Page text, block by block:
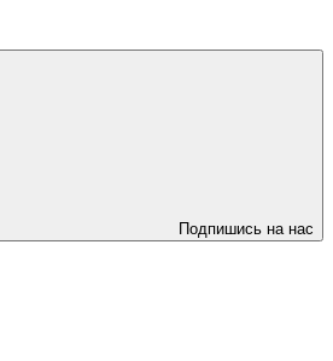
Подпишись на нас